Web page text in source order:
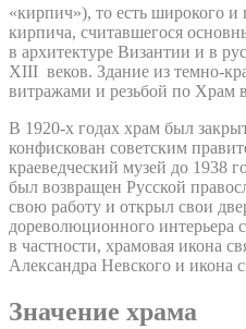
«кирпич»), то есть широкого
кирпича, считавшегося
в архитектуре Византии и в
XIII веков. Здание из темно-
витражами и резьбой по Храм
В 1920-х годах храм был
конфискован советским
краеведческий музей до 1938
был возвращен Русской
свою работу и открыл свои
дореволюционного интерьера
в частности, храмовая икона
Александра Невского и
Значение храма